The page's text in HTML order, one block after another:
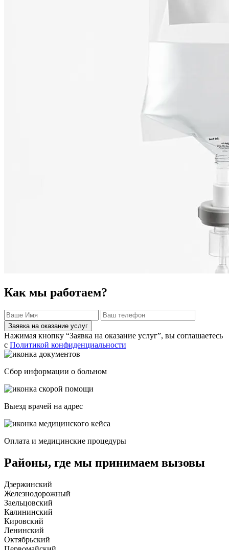
Как мы работаем?
Заявка на оказание услуг
Нажимая кнопку “Заявка на оказание услуг”, вы соглашаетесь
с Политикой конфиденциальности
Сбор информации о больном
Выезд врачей на адрес
Оплата и медицинские процедуры
Районы, где мы принимаем вызовы
Дзержинский
Железнодорожный
Заельцовский
Калининский
Кировский
Ленинский
Октябрьский